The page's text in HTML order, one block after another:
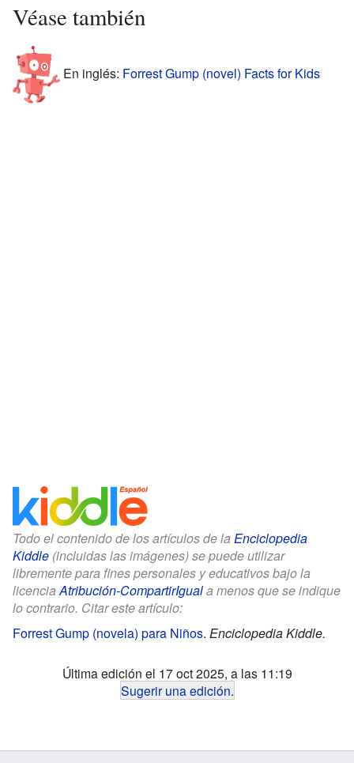
Véase también
En inglés: Forrest Gump (novel) Facts for Kids
Todo el contenido de los artículos de la Enciclopedia
Kiddle (incluidas las imágenes) se puede utilizar
libremente para fines personales y educativos bajo la
licenciaAtribución-CompartirIguala menos que se indique
lo contrario. Citar este artículo:
Forrest Gump (novela) para Niños. Enciclopedia Kiddle.
Última edición el 17 oct 2025, a las 11:19
Sugerir una edición.